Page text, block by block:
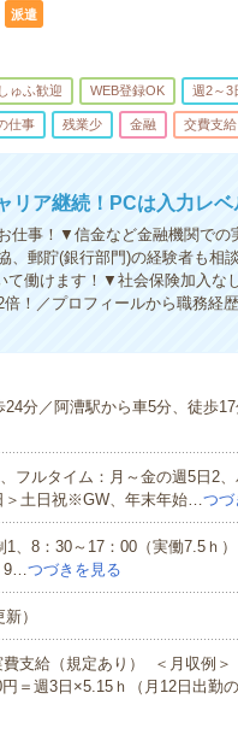
派遣
しゅふ歓迎 WEB登録OK 週2～3
仕事 残業少 金融 交費支給
リア継続！PCは入力レ
仕事！▼信金など金融機関での
、郵貯(銀行部門)の経験者も相
働けます！▼社会保険加入な
！／プロフィールから職務経
分／阿漕駅から車5分、徒歩
フルタイム：月～金の週5日2
＞土日祝※GW、年末年始…つづ
、8：30～17：00（実働7.5ｈ
9…つづきを見る
）
支給（規定あり） ＜月収例＞
＝週3日×5.15ｈ（月12日出勤の